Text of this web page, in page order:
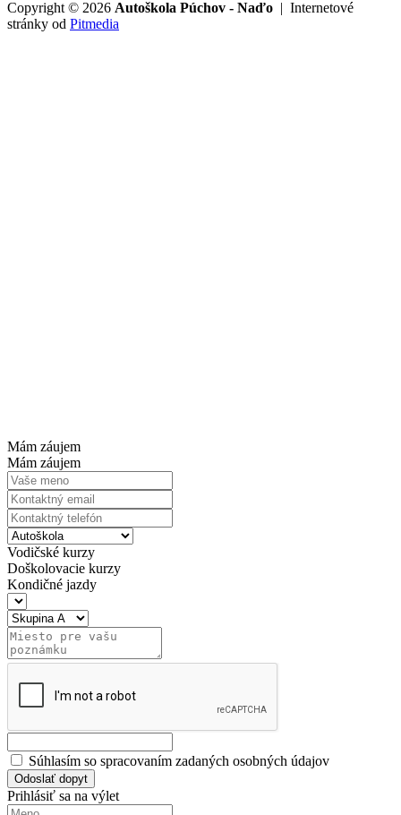
Copyright © 2026 Autoškola Púchov - Naďo | Internetové
stránky od Pitmedia
Mám záujem
Mám záujem
Vodičské kurzy
Doškolovacie kurzy
Kondičné jazdy
Súhlasím so spracovaním zadaných osobných údajov
Odoslať dopyt
Prihlásiť sa na výlet